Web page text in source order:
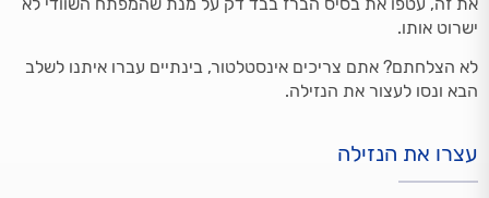
ישרוט אותו.
לא הצלחתם? אתם צריכים אינסטלטור, בינתיים עברו איתנו לשלב
הבא ונסו לעצור את הנזילה.
עצרו את הנזילה